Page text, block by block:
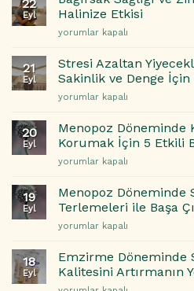
ve
Önerileri
Detoksuna
Etkileri
için
22
Eyl
Halinize Etkisi
Bağırsak
ve
Zihin:
Mikrobiyomun
Ruh
Etkisi
için
yorumlar kapalı
21
Eyl
Stresi Azaltan
Sakinlik ve Denge
Stresi
Yiyecekler
Günlük
Hayatta
ve
Denge
Doğal
için
yorumlar kapalı
20
Eyl
Menopoz Döneminde
Korumak İçin 5 Etkili
Menopoz
Kemik
Sağlığını
Korumak
İçin
Etkili
Beslenme
yorumlar kapalı
19
Eyl
Menopoz Döneminde
Terlemeleri ile Başa
Menopoz
Sıcak
Basmaları
ve
yorumlar kapalı
18
Eyl
Emzirme Döneminde
Kalitesini Artırmanın